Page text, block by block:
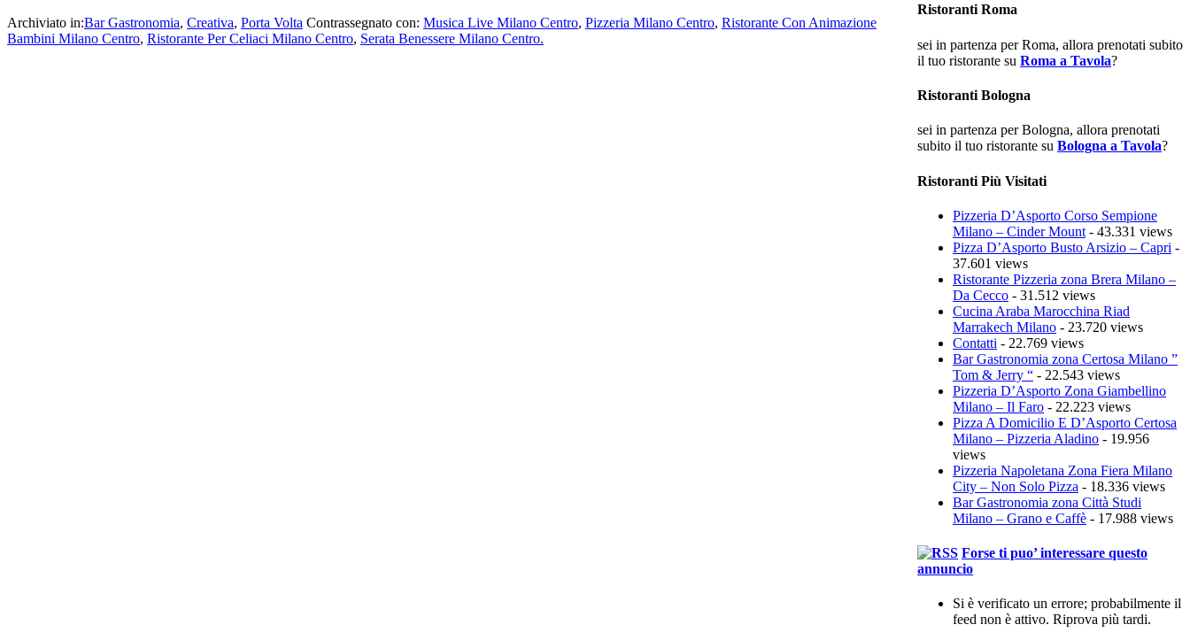
Archiviato in:Bar Gastronomia, Creativa, Porta Volta Contrassegnato con: Musica Live Milano Centro, Pizzeria Milano Centro, Ristorante Con Animazione
Bambini Milano Centro, Ristorante Per Celiaci Milano Centro, Serata Benessere Milano Centro.
Ristoranti Roma
sei in partenza per Roma, allora prenotati subito
il tuo ristorante su Roma a Tavola?
Ristoranti Bologna
sei in partenza per Bologna, allora prenotati
subito il tuo ristorante su Bologna a Tavola?
Ristoranti Più Visitati
Pizzeria D’Asporto Corso Sempione
Milano – Cinder Mount - 43.331 views
Pizza D’Asporto Busto Arsizio – Capri -
37.601 views
Ristorante Pizzeria zona Brera Milano –
Da Cecco - 31.512 views
Cucina Araba Marocchina Riad
Marrakech Milano - 23.720 views
Contatti - 22.769 views
Bar Gastronomia zona Certosa Milano ”
Tom & Jerry “ - 22.543 views
Pizzeria D’Asporto Zona Giambellino
Milano – Il Faro - 22.223 views
Pizza A Domicilio E D’Asporto Certosa
Milano – Pizzeria Aladino - 19.956
views
Pizzeria Napoletana Zona Fiera Milano
City – Non Solo Pizza - 18.336 views
Bar Gastronomia zona Città Studi
Milano – Grano e Caffè - 17.988 views
Forse ti puo’ interessare questo
annuncio
Si è verificato un errore; probabilmente il
feed non è attivo. Riprova più tardi.